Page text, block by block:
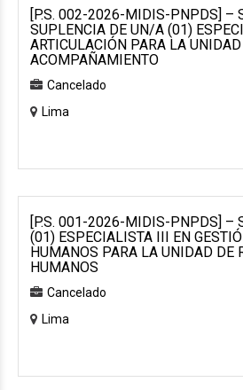
[P.S. 002-2026-MIDIS-PNPDS] –
SUPLENCIA DE UN/A (01)
ARTICULACIÓN PARA LA
ACOMPAÑAMIENTO
Cancelado
Lima
[P.S. 001-2026-MIDIS-PNPDS] –
(01) ESPECIALISTA III EN
HUMANOS PARA LA UNIDAD DE
HUMANOS
Cancelado
Lima